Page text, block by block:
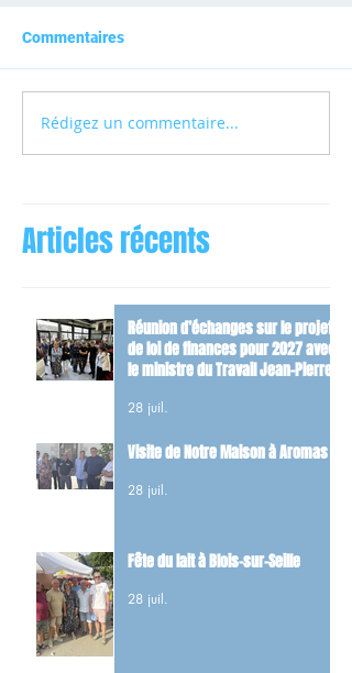
Commentaires
Rédigez un commentaire...
Articles récents
Réunion d’échanges sur le projet
de loi de finances pour 2027 avec
le ministre du Travail Jean-Pierre
28 juil.
Visite de Notre Maison à Aromas
28 juil.
Fête du lait à Blois-sur-Seille
28 juil.